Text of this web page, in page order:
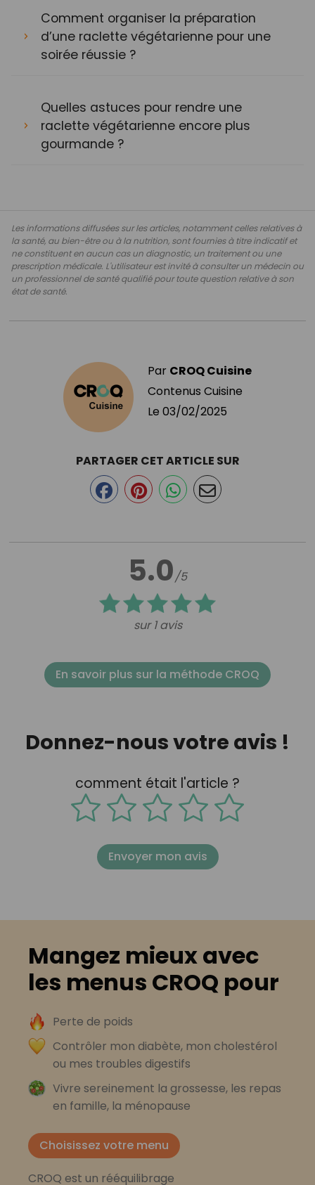
Comment organiser la préparation
d’une raclette végétarienne pour une
soirée réussie ?
Quelles astuces pour rendre une
raclette végétarienne encore plus
gourmande ?
Les informations diffusées sur les articles, notamment celles relatives à
la santé, au bien-être ou à la nutrition, sont fournies à titre indicatif et
ne constituent en aucun cas un diagnostic, un traitement ou une
prescription médicale. L'utilisateur est invité à consulter un médecin ou
un professionnel de santé qualifié pour toute question relative à son
état de santé.
Par CROQ Cuisine
Contenus Cuisine
Le 03/02/2025
5.0/5
sur 1 avis
PARTAGER CET ARTICLE SUR
En savoir plus sur la méthode CROQ
Donnez-nous votre avis !
comment était l'article ?
Envoyer mon avis
Mangez mieux avec
les menus CROQ pour
Perte de poids
Contrôler mon diabète, mon cholestérol
ou mes troubles digestifs
Vivre sereinement la grossesse, les repas
en famille, la ménopause
Choisissez votre menu
CROQ est un rééquilibrage